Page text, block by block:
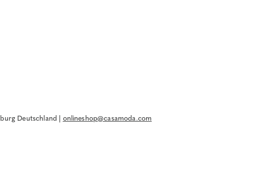
Deutschland | onlineshop@casamoda.com